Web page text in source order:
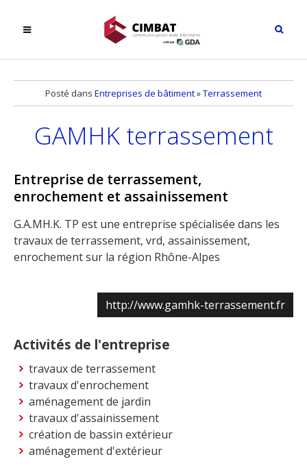
Posté dans Entreprises de bâtiment»Terrassement
GAMHK terrassement
Entreprise de terrassement,
enrochement et assainissement
G.A.MH.K. TP est une entreprise spécialisée dans les
travaux de terrassement, vrd, assainissement,
enrochement sur la région Rhône-Alpes
http://www.gamhk-terrassement.fr
Activités de l'entreprise
travaux de terrassement
travaux d'enrochement
aménagement de jardin
travaux d'assainissement
création de bassin extérieur
aménagement d'extérieur